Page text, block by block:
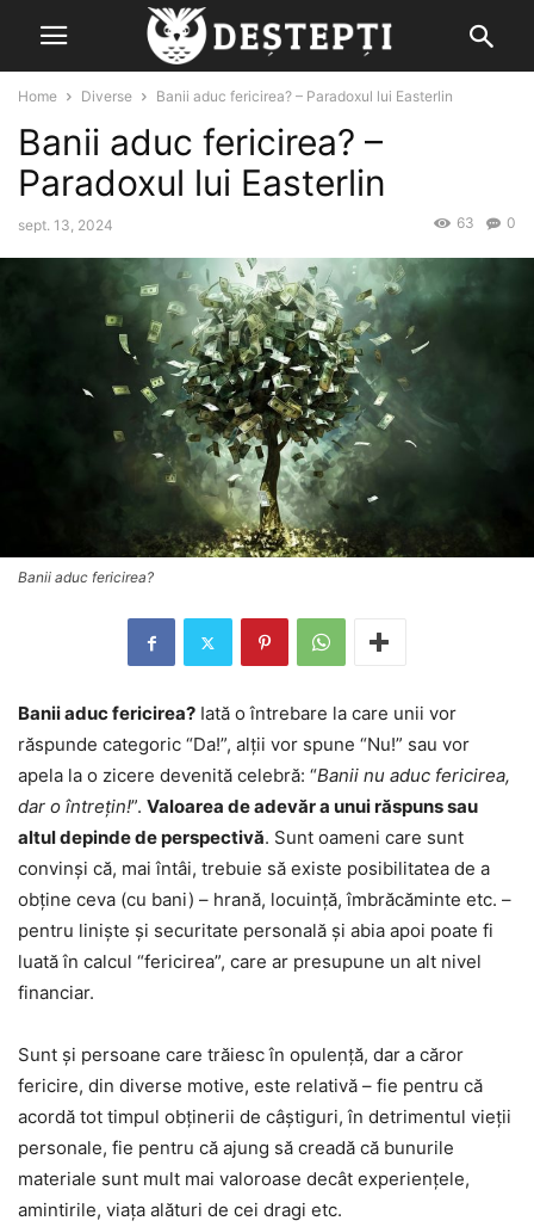
Home Diverse Banii aduc fericirea? – Paradoxul lui Easterlin
Banii aduc fericirea? –
Paradoxul lui Easterlin
sept. 13, 2024 0
63
Banii aduc fericirea?
Banii aduc fericirea? Iată o întrebare la care unii vor
răspunde categoric “Da!”, alţii vor spune “Nu!” sau vor
apela la o zicere devenită celebră: “Banii nu aduc fericirea,
dar o întreţin!”. Valoarea de adevăr a unui răspuns sau
altul depinde de perspectivă. Sunt oameni care sunt
convinşi că, mai întâi, trebuie să existe posibilitatea de a
obţine ceva (cu bani) – hrană, locuinţă, îmbrăcăminte etc. –
pentru linişte şi securitate personală şi abia apoi poate fi
luată în calcul “fericirea”, care ar presupune un alt nivel
financiar.
Sunt şi persoane care trăiesc în opulenţă, dar a căror
fericire, din diverse motive, este relativă – fie pentru că
acordă tot timpul obţinerii de câştiguri, în detrimentul vieţii
personale, fie pentru că ajung să creadă că bunurile
materiale sunt mult mai valoroase decât experienţele,
amintirile, viaţa alături de cei dragi etc.